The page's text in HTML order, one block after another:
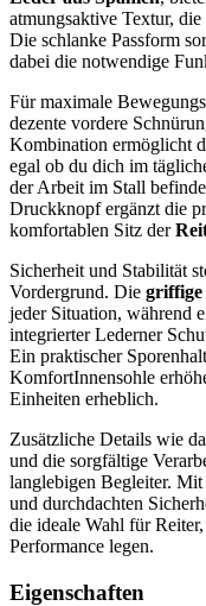
atmungsaktive Textur,
Die schlanke Passform
dabei die notwendige
Für maximale
dezente vordere
Kombination ermöglicht
egal ob du dich im
der Arbeit im Stall
Druckknopf ergänzt die
komfortablen Sitz der
Sicherheit und Stabilität
Vordergrund. Die griffige
jeder Situation, während
integrierter Lederner
Ein praktischer
KomfortInnensohle
Einheiten erheblich.
Zusätzliche Details wie
und die sorgfältige
langlebigen Begleiter.
und durchdachten
die ideale Wahl für
Performance legen.
Eigenschaften